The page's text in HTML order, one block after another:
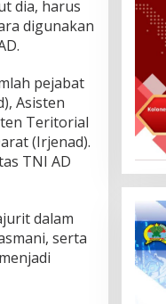
dia, harus
digunakan
pejabat
Asisten
Teritorial
(Irjenad).
TNI AD
dalam
serta